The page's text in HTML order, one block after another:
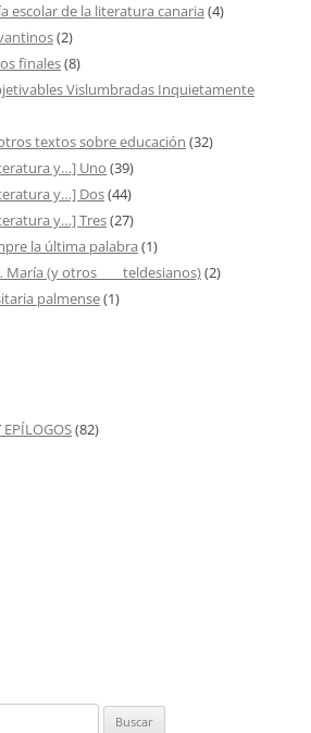
escolar de la literatura canaria (4)
(2)
finales(8)
Vislumbradas Inquietamente
textos sobre educación (32)
y…] Uno (39)
y…] Dos(44)
y…] Tres(27)
la última palabra (1)
(y otros ___ teldesianos)(2)
palmense(1)
EPÍLOGOS(82)